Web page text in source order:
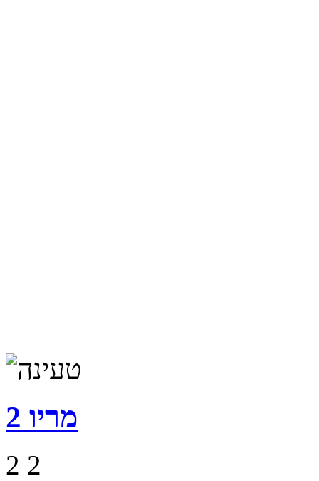
מריו 2
2 2